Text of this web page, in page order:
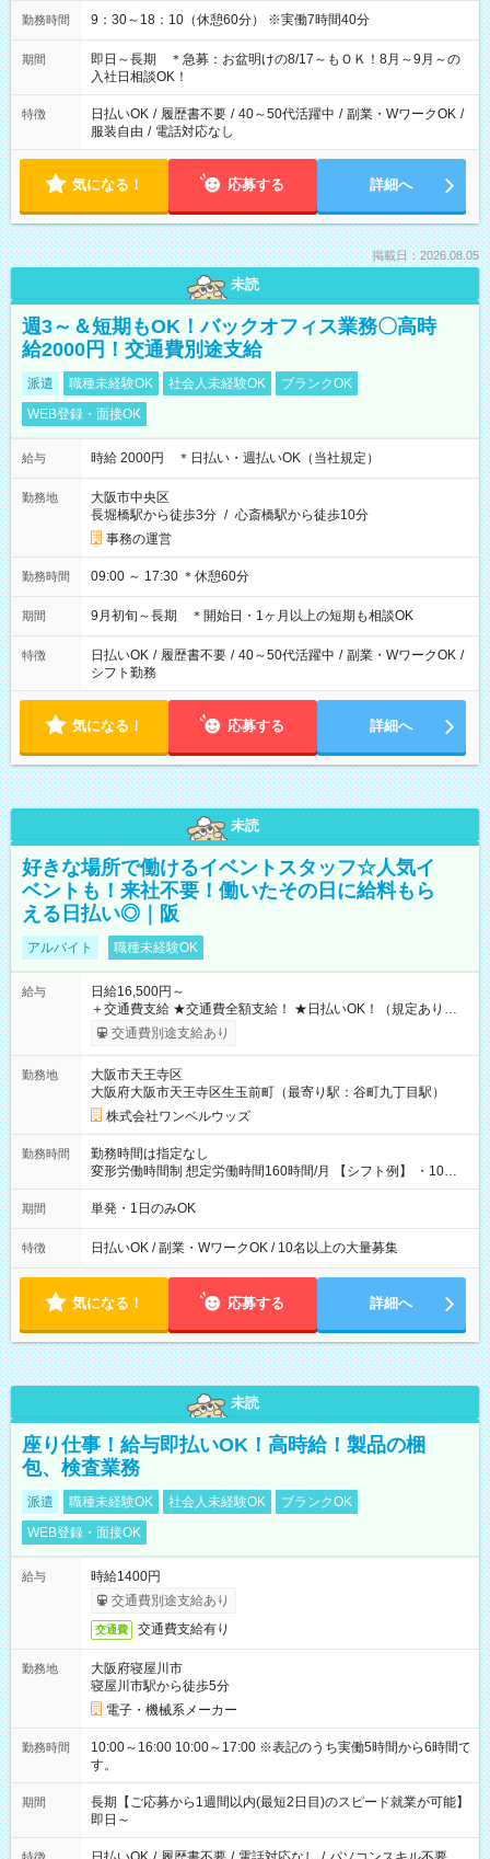
勤務時間 9：30～18：10（休憩60分） ※実働7時間40分
期間
即日～長期 ＊急募：お盆明けの8/17～もＯＫ！8月～9月～の
入社日相談OK！
特徴 日払いOK / 履歴書不要 / 40～50代活躍中 / 副業・WワークOK /
服装自由 / 電話対応なし
気になる！ 応募する 詳細へ
掲載日：2026.08.05
未読
週3～＆短期もOK！バックオフィス業務〇高時
給2000円！交通費別途支給
派遣 職種未経験OK 社会人未経験OK
ブランクOK
WEB登録・面接OK
給与 時給 2000円 ＊日払い・週払いOK（当社規定）
勤務地
大阪市中央区
長堀橋駅から徒歩3分 / 心斎橋駅から徒歩10分
事務の運営
勤務時間 09:00 ～ 17:30 ＊休憩60分
期間 9月初旬～長期 ＊開始日・1ヶ月以上の短期も相談OK
特徴 日払いOK / 履歴書不要 / 40～50代活躍中 / 副業・WワークOK /
シフト勤務
気になる！ 応募する 詳細へ
未読
好きな場所で働けるイベントスタッフ☆人気イ
ベントも！来社不要！働いたその日に給料もら
える日払い◎｜阪
アルバイト 職種未経験OK
給与
日給16,500円～
＋交通費支給 ★交通費全額支給！ ★日払いOK！（規定あり） ┗
働いたその日に現金GET♪ お仕事後はコンビニATMから 日払
交通費別途支給あり
勤務地
大阪市天王寺区
大阪府大阪市天王寺区生玉前町（最寄り駅：谷町九丁目駅）
株式会社ワンベルウッズ
勤務時間
勤務時間は指定なし
変形労働時間制 想定労働時間160時間/月 【シフト例】 ・10：
00～20：00
期間 単発・1日のみOK
特徴 日払いOK / 副業・WワークOK / 10名以上の大量募集
気になる！ 応募する 詳細へ
未読
座り仕事！給与即払いOK！高時給！製品の梱
包、検査業務
派遣 職種未経験OK 社会人未経験OK
ブランクOK
WEB登録・面接OK
給与
時給1400円
交通費別途支給あり
交通費 交通費支給有り
勤務地
大阪府寝屋川市
寝屋川市駅から徒歩5分
電子・機械系メーカー
勤務時間
10:00～16:00 10:00～17:00 ※表記のうち実働5時間から6時間で
す。
期間
長期【ご応募から1週間以内(最短2日目)のスピード就業が可能】
即日～